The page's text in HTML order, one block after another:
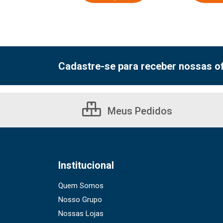
Cadastre-se para receber nossas
Meus Pedidos
Institucional
Quem Somos
Nosso Grupo
Nossas Lojas